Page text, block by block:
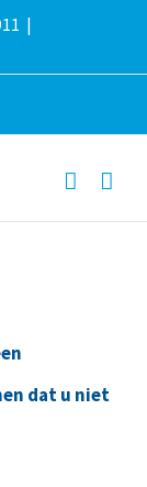
|
dat u niet